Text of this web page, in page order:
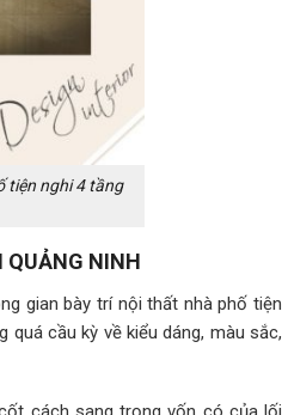
tiện nghi 4 tầng
QUẢNG NINH
gian bày trí nội thất nhà phố tiện
quá cầu kỳ về kiểu dáng, màu sắc,